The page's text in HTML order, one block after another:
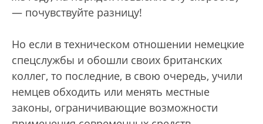
— почувствуйте разницу!
Но если в техническом отношении немецкие
спецслужбы и обошли своих британских
коллег, то последние, в свою очередь, учили
немцев обходить или менять местные
законы, ограничивающие возможности